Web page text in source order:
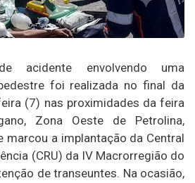
acidente envolvendo uma
foi realizada no final da
(7) nas proximidades da feira
Zona Oeste de Petrolina,
marcou a implantação da Central
(CRU) da IV Macrorregião do
de transeuntes. Na ocasião,